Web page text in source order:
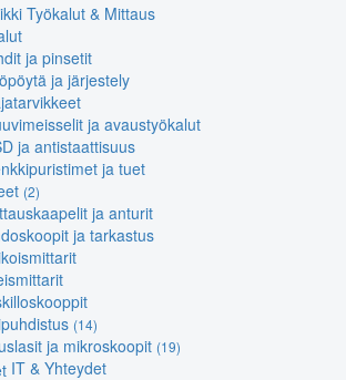
Työkalut & Mittaus
ja pinsetit
ja järjestely
ja avaustyökalut
ja antistaattisuus
ja tuet
(2)
ja anturit
ja tarkastus
(14)
ja mikroskoopit (19)
IT & Yhteydet